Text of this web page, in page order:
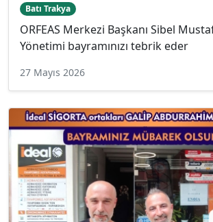
Batı Trakya
ORFEAS Merkezi Başkanı Sibel
Yönetimi bayramınızı tebrik eder
27 Mayıs 2026